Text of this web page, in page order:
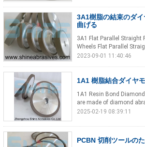
3A1樹脂の結束のダ
曲げる
3A1 Flat Parallel Straight
Wheels Flat Parallel
2023-09-01 11:40:46
1A1 樹脂結合ダイヤ
1A1 Resin Bond
are made of diamond
2025-02-19 08:39:11
PCBN 切削ツールの